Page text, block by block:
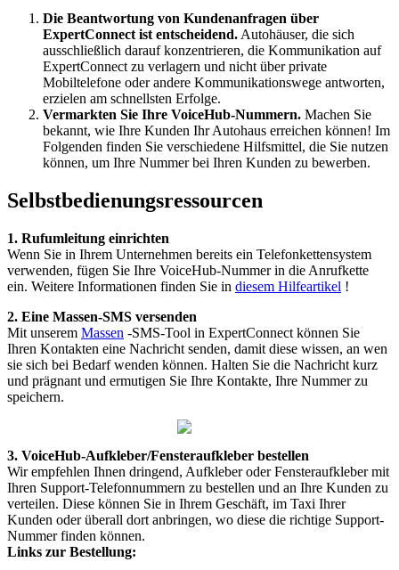
Die Beantwortung von Kundenanfragen über
ExpertConnect ist entscheidend. Autohäuser, die sich
ausschließlich darauf konzentrieren, die Kommunikation auf
ExpertConnect zu verlagern und nicht über private
Mobiltelefone oder andere Kommunikationswege antworten,
erzielen am schnellsten Erfolge.
Vermarkten Sie Ihre VoiceHub-Nummern. Machen Sie
bekannt, wie Ihre Kunden Ihr Autohaus erreichen können! Im
Folgenden finden Sie verschiedene Hilfsmittel, die Sie nutzen
können, um Ihre Nummer bei Ihren Kunden zu bewerben.
Selbstbedienungsressourcen
1. Rufumleitung einrichten
Wenn Sie in Ihrem Unternehmen bereits ein Telefonkettensystem
verwenden, fügen Sie Ihre VoiceHub-Nummer in die Anrufkette
ein. Weitere Informationen finden Sie in diesem Hilfeartikel !
2. Eine Massen-SMS versenden
Mit unserem Massen -SMS-Tool in ExpertConnect können Sie
Ihren Kontakten eine Nachricht senden, damit diese wissen, an wen
sie sich bei Bedarf wenden können. Halten Sie die Nachricht kurz
und prägnant und ermutigen Sie Ihre Kontakte, Ihre Nummer zu
speichern.
3. VoiceHub-Aufkleber/Fensteraufkleber bestellen
Wir empfehlen Ihnen dringend, Aufkleber oder Fensteraufkleber mit
Ihren Support-Telefonnummern zu bestellen und an Ihre Kunden zu
verteilen. Diese können Sie in Ihrem Geschäft, im Taxi Ihrer
Kunden oder überall dort anbringen, wo diese die richtige Support-
Nummer finden können.
Links zur Bestellung: